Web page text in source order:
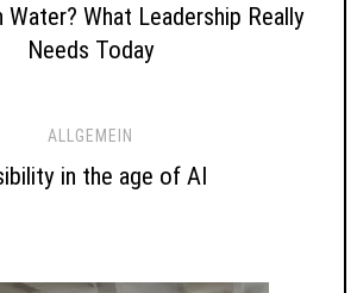
Water? What Leadership Really
Needs Today
ALLGEMEIN
in the age of AI